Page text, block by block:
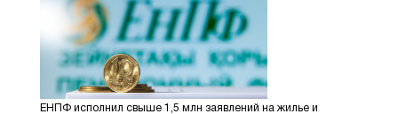
ЕНПФ исполнил свыше 1,5 млн заявлений на жилье и